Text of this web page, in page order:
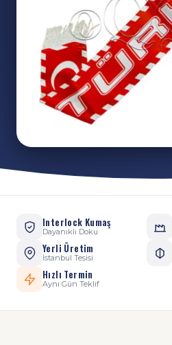
Interlock Kumaş
Dayanıklı Doku
Yerli Üretim
İstanbul Tesisi
Hızlı Termin
Aynı Gün Teklif